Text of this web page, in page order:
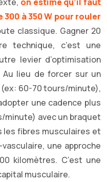
à 350 W pour rouler
classique. Gagner 20
technique, c’est une
levier d’optimisation
lieu de forcer sur un
60-70 tours/minute),
une cadence plus
avec un braquet
les fibres musculaires et
une approche
kilomètres. C’est une
musculaire.